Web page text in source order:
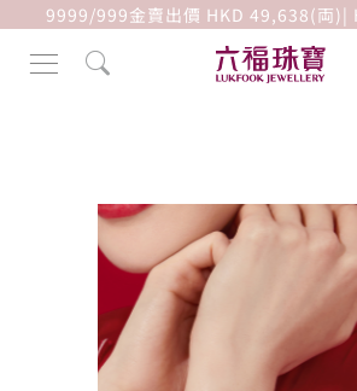
9999/999金賣出價 HKD 49,638(両)|